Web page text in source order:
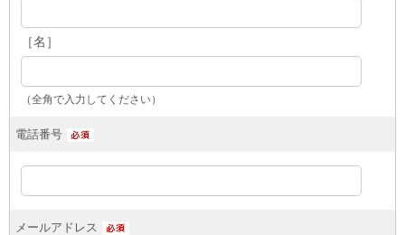
［名］
（全角で入力してください）
電話番号
メールアドレス